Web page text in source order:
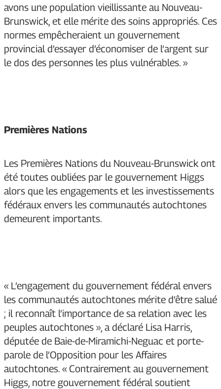
avons une population vieillissante au Nouveau-
Brunswick, et elle mérite des soins appropriés. Ces
normes empêcheraient un gouvernement
provincial d’essayer d’économiser de l’argent sur
le dos des personnes les plus vulnérables. »
Premières Nations
Les Premières Nations du Nouveau-Brunswick ont
été toutes oubliées par le gouvernement Higgs
alors que les engagements et les investissements
fédéraux envers les communautés autochtones
demeurent importants.
« L’engagement du gouvernement fédéral envers
les communautés autochtones mérite d’être salué
; il reconnaît l’importance de sa relation avec les
peuples autochtones », a déclaré Lisa Harris,
députée de Baie-de-Miramichi-Neguac et porte-
parole de l’Opposition pour les Affaires
autochtones. « Contrairement au gouvernement
Higgs, notre gouvernement fédéral soutient